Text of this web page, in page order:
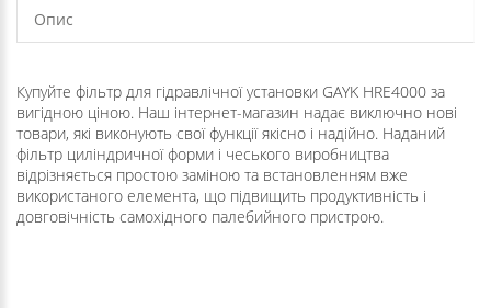
Опис
Купуйте фільтр для гідравлічної установки GAYK HRE4000 за
вигідною ціною. Наш інтернет-магазин надає виключно нові
товари, які виконують свої функції якісно і надійно. Наданий
фільтр циліндричної форми і чеського виробництва
відрізняється простою заміною та встановленням вже
використаного елемента, що підвищить продуктивність і
довговічність самохідного палебийного пристрою.